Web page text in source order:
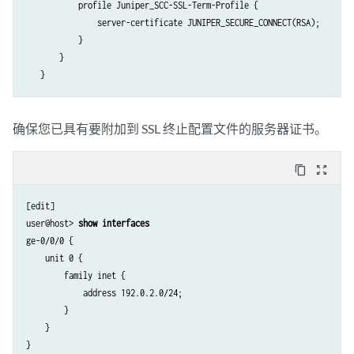
           encryption-algorithm aes-256-gcm;
           lifetime-seconds 3600;
       }
       policy JUNIPER_SECURE_CONNECT {
               keys group19;
           }
       vpn JUNIPER_SECURE_CONNECT {
           bind-interface st0.0;
           ike {
               gateway JUNIPER_SECURE_CONNECT;
               ipsec-policy JUNIPER_SECURE_CONNECT;
           }
           traffic-selector ts-1 {
               local-ip 0.0.0.0/0;
                  xauth-attributes {
                      primary-dns 10.8.8.8/32;
                      primary-wins 192.168.4.10/32;
                  }
              }
          }
      firewall-authentication {
      }
           profile Juniper_SCC-SSL-Term-Profile {
               server-certificate JUNIPER_SECURE_CONNECT(RSA);
           }
       }
确保您已具有要附加到 SSL 终止配置文件的服务器证书。
content_copy zoom_out_map
[edit]
user@host> show interfaces
ge-0/0/0 {
    unit 0 {
        family inet {
            address 192.0.2.0/24;
        }
    }
}